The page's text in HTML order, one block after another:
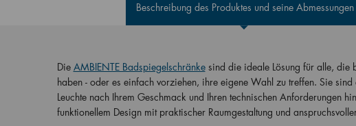
Beschreibung des Produktes und seine Abmessungen
Die AMBIENTE Badspiegelschränke sind die ideale Lösung für alle, die
haben - oder es einfach vorziehen, ihre eigene Wahl zu treffen. Sie
Leuchte nach Ihrem Geschmack und Ihren technischen Anforderungen
funktionellem Design mit praktischer Raumgestaltung und